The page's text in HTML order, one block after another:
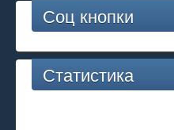
Соц кнопки
Статистика